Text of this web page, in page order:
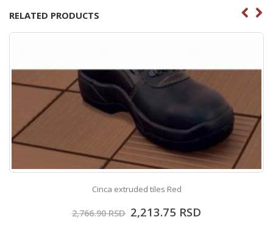
RELATED PRODUCTS
Cinca extruded tiles Red
2,766.90RSD 2,213.75 RSD